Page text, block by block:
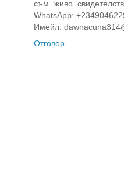
съм живо
WhatsApp:
Имейл:
Отговор